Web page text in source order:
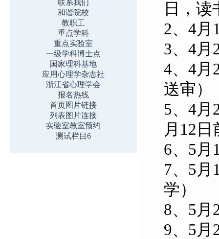
联系我们
和谐院校
教职工
重点学科
重点实验室
一级学科博士点
国家理科基地
应用心理学杂志社
浙江省心理学会
报名热线
首页图片链接
列表图片连接
实验室教室预约
测试栏目6
日，读
2、4月
3、4月
4、4月
送审）
5、4月
月12
6、5月
7、5月
学）
8、5月
9、5月